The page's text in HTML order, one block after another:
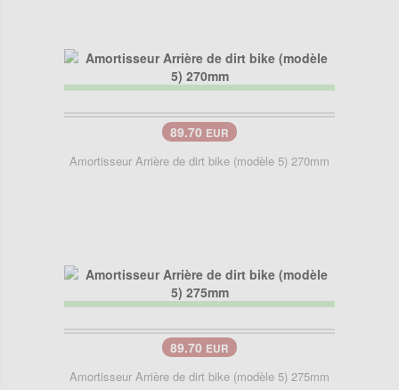
89.70 EUR
Amortisseur Arrière de dirt bike (modèle 5) 270mm
89.70 EUR
Amortisseur Arrière de dirt bike (modèle 5) 275mm